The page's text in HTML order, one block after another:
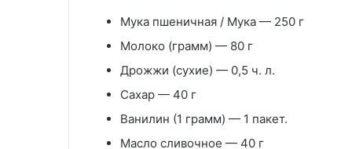
Мука пшеничная / Мука — 250 г
Молоко (грамм) — 80 г
Дрожжи (сухие) — 0,5 ч. л.
Сахар — 40 г
Ванилин (1 грамм) — 1 пакет.
Масло сливочное — 40 г